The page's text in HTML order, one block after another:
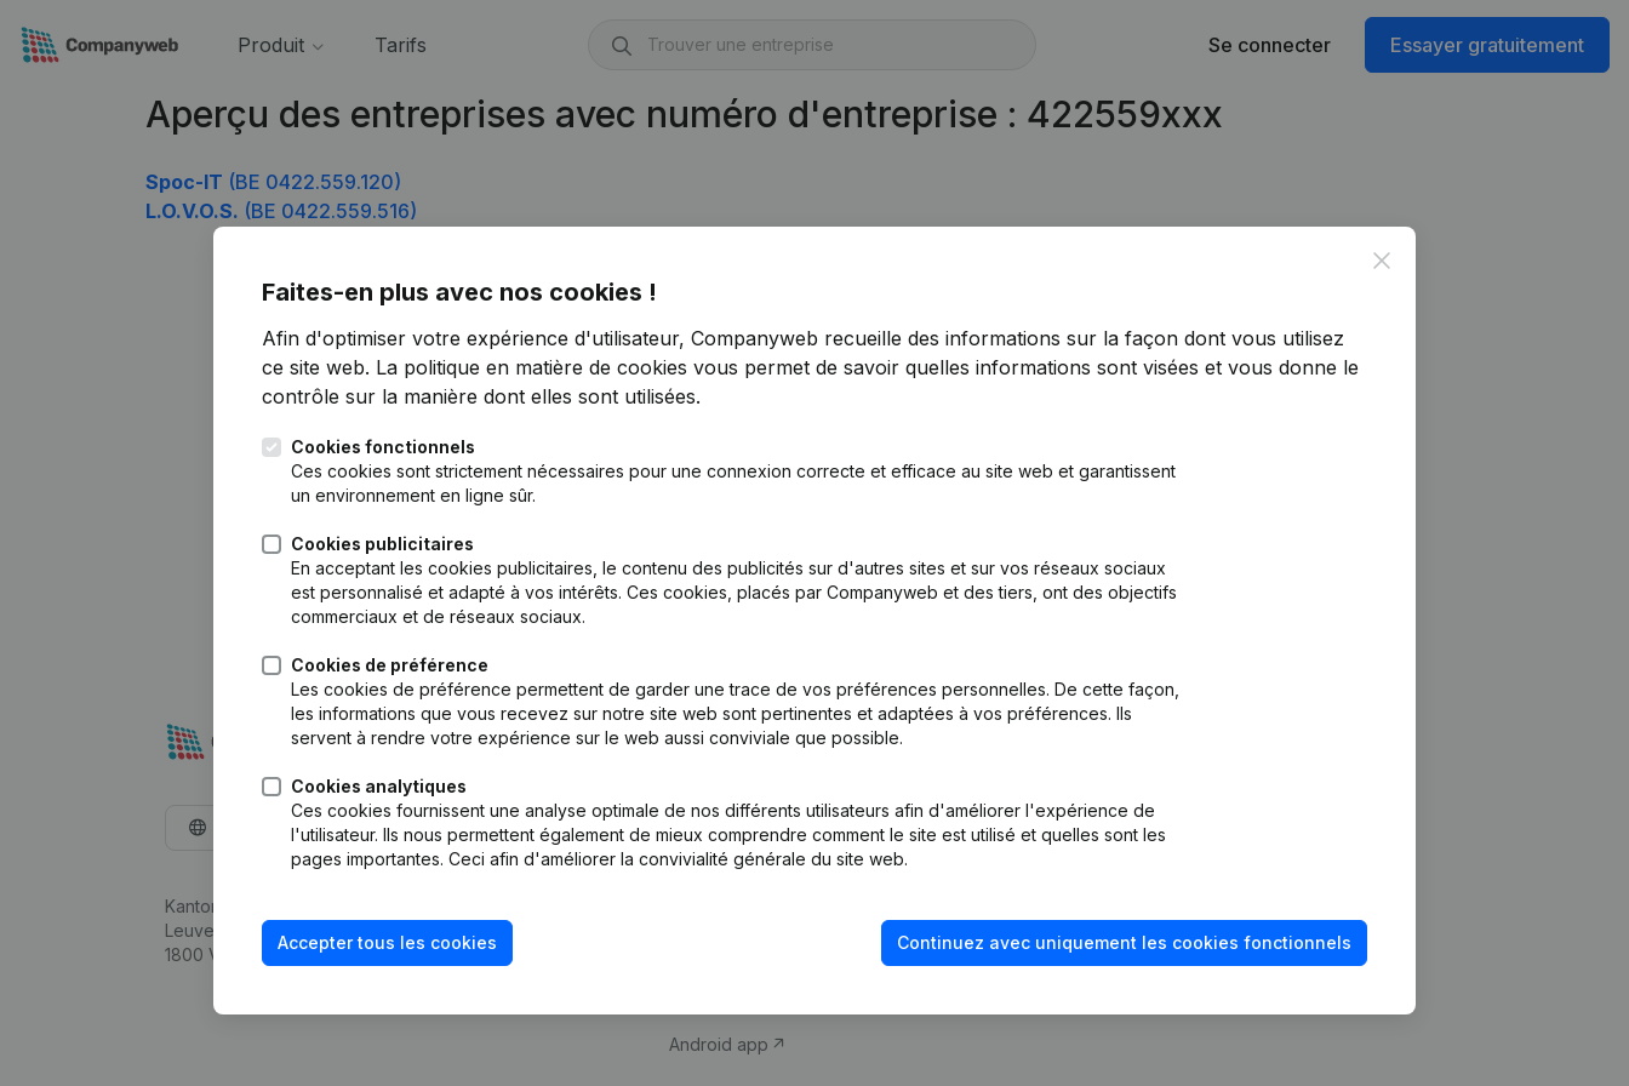
Produit Tarifs Se connecter Essayer gratuitement
Aperçu des entreprises avec numéro d'entreprise : 422559xxx
Spoc-IT (BE 0422.559.120)
L.O.V.O.S. (BE 0422.559.516)
Close
Faites-en plus avec nos cookies !
Afin d'optimiser votre expérience d'utilisateur, Companyweb recueille des informations sur la façon dont vous utilisez
ce site web. La politique en matière de cookies vous permet de savoir quelles informations sont visées et vous donne le
contrôle sur la manière dont elles sont utilisées.
Cookies fonctionnels
Ces cookies sont strictement nécessaires pour une connexion correcte et efficace au site web et garantissent
un environnement en ligne sûr.
Cookies publicitaires
En acceptant les cookies publicitaires, le contenu des publicités sur d'autres sites et sur vos réseaux sociaux
est personnalisé et adapté à vos intérêts. Ces cookies, placés par Companyweb et des tiers, ont des objectifs
commerciaux et de réseaux sociaux.
Cookies de préférence
Les cookies de préférence permettent de garder une trace de vos préférences personnelles. De cette façon,
les informations que vous recevez sur notre site web sont pertinentes et adaptées à vos préférences. Ils
servent à rendre votre expérience sur le web aussi conviviale que possible.
Cookies analytiques
Ces cookies fournissent une analyse optimale de nos différents utilisateurs afin d'améliorer l'expérience de
l'utilisateur. Ils nous permettent également de mieux comprendre comment le site est utilisé et quelles sont les
pages importantes. Ceci afin d'améliorer la convivialité générale du site web.
Accepter tous les cookies Continuez avec uniquement les cookies fonctionnels
Français
Kantorenpark Everest
Leuvensesteenweg 248D,
1800 Vilvoorde
Produit
d’entreprise
Monitoring
Android app
fraude
Consulter des comptes annuels
Vérification de la solvabilité